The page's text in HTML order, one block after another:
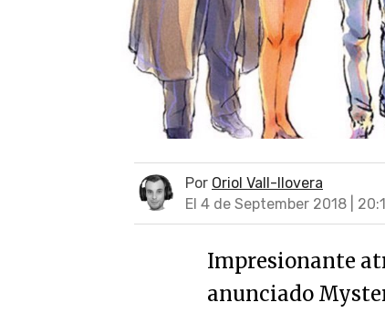
Por Oriol Vall-llovera
El 4 de September 2018 |
Impresionante
anunciado